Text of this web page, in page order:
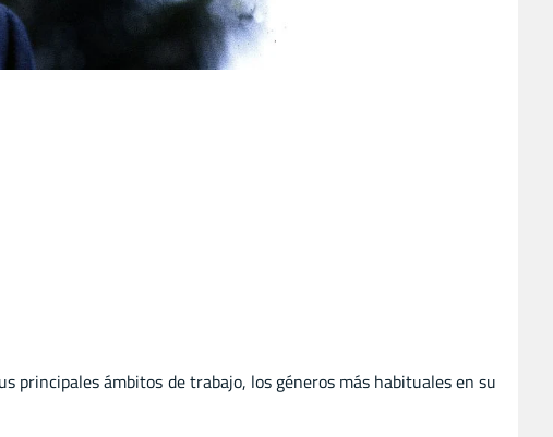
principales ámbitos de trabajo, los géneros más habituales en su